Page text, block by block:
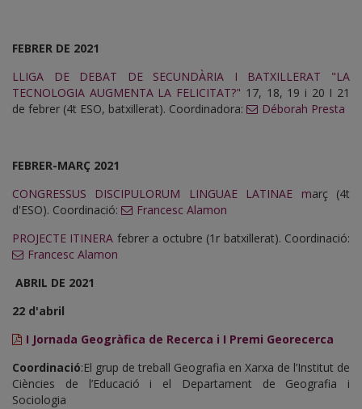
FEBRER DE 2021
LLIGA DE DEBAT DE SECUNDÀRIA I BATXILLERAT "LA
TECNOLOGIA AUGMENTA LA FELICITAT?" 17, 18, 19 i 20 I 21
de febrer (4t ESO, batxillerat). Coordinadora:
Déborah Presta
FEBRER-MARÇ 2021
CONGRESSUS DISCIPULORUM LINGUAE LATINAE març (4t
d'ESO). Coordinació:
Francesc Alamon
PROJECTE ITINERA febrer a octubre (1r batxillerat). Coordinació:
Francesc Alamon
ABRIL DE 2021
22 d'abril
I Jornada Geogràfica de Recerca i I Premi Georecerca
Coordinació:El grup de treball Geografia en Xarxa de l’Institut de
Ciències de l’Educació i el Departament de Geografia i
Sociologia